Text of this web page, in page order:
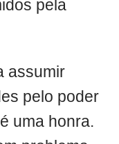
pela
assumir
pelo poder
uma honra.